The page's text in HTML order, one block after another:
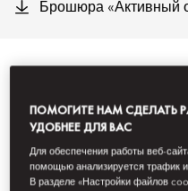
Брошюра «Активный
СТАМБУЛ)
ПОМОГИТЕ НАМ СДЕЛАТЬ
УДОБНЕЕ ДЛЯ ВАС
Для обеспечения работы веб-
помощью анализируется трафик
В разделе «Настройки файлов